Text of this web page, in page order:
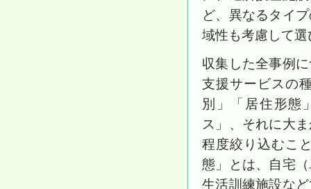
ど、異なるタイ
域性も考慮して
収集した全事例
支援サービスの
別」「居住形態
ス」、それに大
程度絞り込むこ
態」とは、自宅
生活訓練施設な